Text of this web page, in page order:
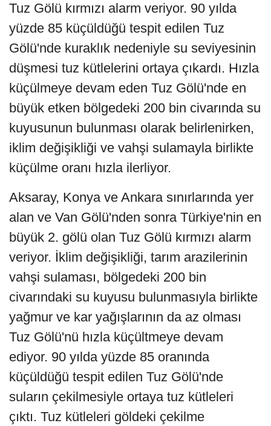
Tuz Gölü kırmızı alarm veriyor. 90 yılda
yüzde 85 küçüldüğü tespit edilen Tuz
Gölü'nde kuraklık nedeniyle su seviyesinin
düşmesi tuz kütlelerini ortaya çıkardı. Hızla
küçülmeye devam eden Tuz Gölü'nde en
büyük etken bölgedeki 200 bin civarında su
kuyusunun bulunması olarak belirlenirken,
iklim değişikliği ve vahşi sulamayla birlikte
küçülme oranı hızla ilerliyor.
Aksaray, Konya ve Ankara sınırlarında yer
alan ve Van Gölü'nden sonra Türkiye'nin en
büyük 2. gölü olan Tuz Gölü kırmızı alarm
veriyor. İklim değişikliği, tarım arazilerinin
vahşi sulaması, bölgedeki 200 bin
civarındaki su kuyusu bulunmasıyla birlikte
yağmur ve kar yağışlarının da az olması
Tuz Gölü'nü hızla küçültmeye devam
ediyor. 90 yılda yüzde 85 oranında
küçüldüğü tespit edilen Tuz Gölü'nde
suların çekilmesiyle ortaya tuz kütleleri
çıktı. Tuz kütleleri göldeki çekilme